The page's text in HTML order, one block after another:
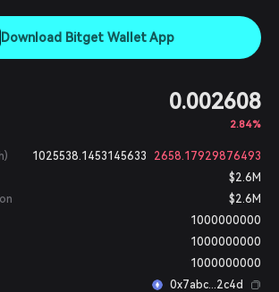
Download Bitget Wallet App
0.002608
2.84%
1025538.1453145633
2658.17929876493
$2.6M
$2.6M
1000000000
1000000000
1000000000
0x7abc...2c4d